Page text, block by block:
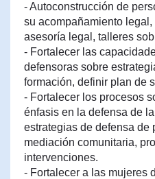
- Autoconstrucción de
su acompañamiento
asesoría legal, talleres
- Fortalecer las
defensoras sobre
formación, definir plan de
- Fortalecer los procesos
énfasis en la defensa de
estrategias de defensa de
mediación comunitaria,
intervenciones.
- Fortalecer a las mujeres